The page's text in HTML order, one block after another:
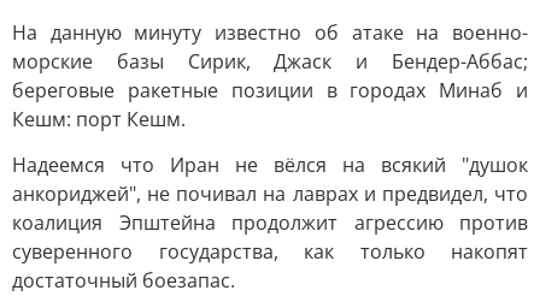
На данную минуту известно об атаке на военно-
морские базы Сирик, Джаск и Бендер-Аббас;
береговые ракетные позиции в городах Минаб и
Кешм: порт Кешм.
Надеемся что Иран не вёлся на всякий "душок
анкориджей", не почивал на лаврах и предвидел, что
коалиция Эпштейна продолжит агрессию против
суверенного государства, как только накопят
достаточный боезапас.